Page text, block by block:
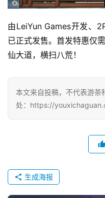
)
由LeiYun Games开发、
已正式发售。首发特惠仅
仙大道，横扫八荒！
本文来自投稿，不代表游茶
处：https://
生成海报